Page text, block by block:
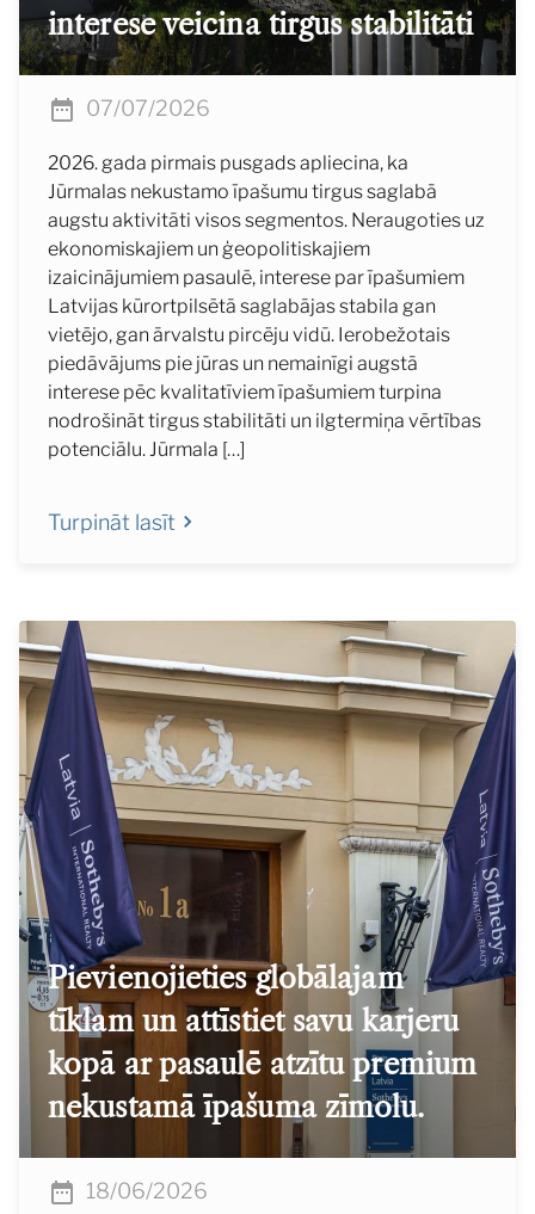
interese veicina tirgus stabilitāti
07/07/2026
2026. gada pirmais pusgads apliecina, ka
Jūrmalas nekustamo īpašumu tirgus saglabā
augstu aktivitāti visos segmentos. Neraugoties uz
ekonomiskajiem un ģeopolitiskajiem
izaicinājumiem pasaulē, interese par īpašumiem
Latvijas kūrortpilsētā saglabājas stabila gan
vietējo, gan ārvalstu pircēju vidū. Ierobežotais
piedāvājums pie jūras un nemainīgi augstā
interese pēc kvalitatīviem īpašumiem turpina
nodrošināt tirgus stabilitāti un ilgtermiņa vērtības
potenciālu. Jūrmala […]
Turpināt lasīt
Pievienojieties globālajam
tīklam un attīstiet savu karjeru
kopā ar pasaulē atzītu premium
nekustamā īpašuma zīmolu.
18/06/2026